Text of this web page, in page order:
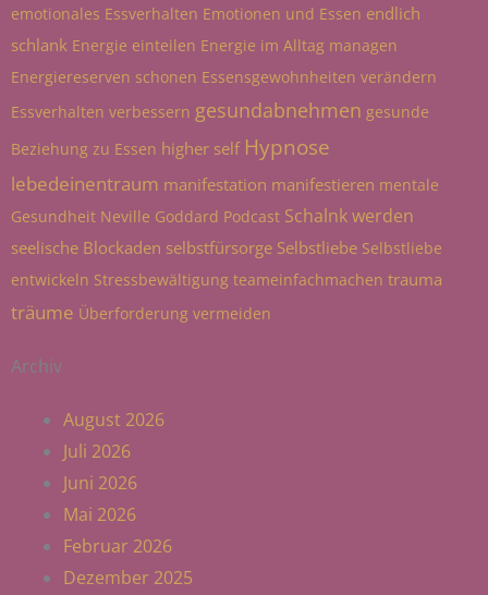
emotionales Essverhalten Emotionen und Essen endlich
schlank Energie einteilen Energie im Alltag managen
Energiereserven schonen Essensgewohnheiten verändern
Essverhalten verbessern gesundabnehmen gesunde
Beziehung zu Essen higher self Hypnose
lebedeinentraum manifestation manifestieren mentale
Gesundheit Neville Goddard Podcast Schalnk werden
seelische Blockaden selbstfürsorge Selbstliebe Selbstliebe
entwickeln Stressbewältigung teameinfachmachen trauma
träume Überforderung vermeiden
Archiv
August 2026
Juli 2026
Juni 2026
Mai 2026
Februar 2026
Dezember 2025